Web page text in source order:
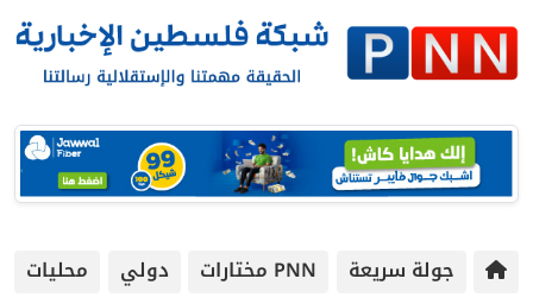
جولة سريعة PNN مختارات دولي
محليات